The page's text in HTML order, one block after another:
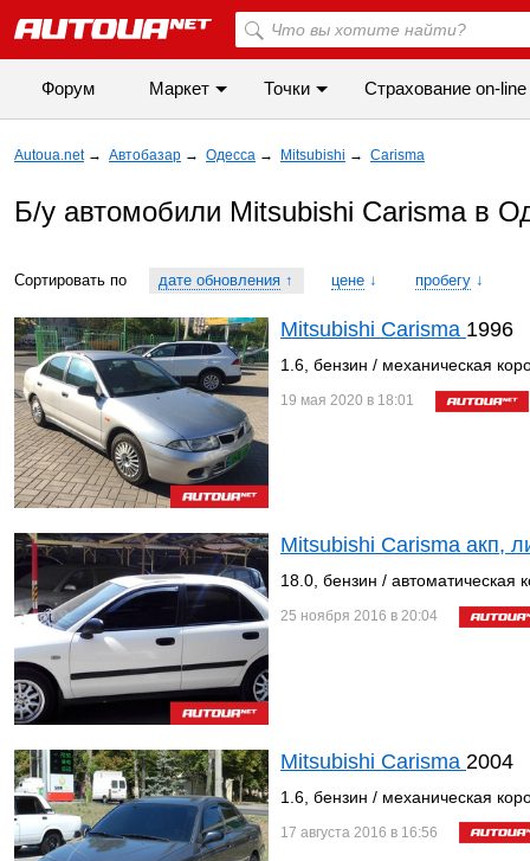
Форум Маркет Точки Cтрахование on-line
Autoua.net → Автобазар → Одесса → Mitsubishi → Carisma
Б/у автомобили Mitsubishi Carisma в
Сортировать по дате обновления ↑ цене ↓ пробегу ↓
Mitsubishi Carisma 1996
1.6, бензин / механическая
19 мая 2020 в 18:01
Mitsubishi Carisma акп,
18.0, бензин / автоматическая
25 ноября 2016 в 20:04
Mitsubishi Carisma 2004
1.6, бензин / механическая
17 августа 2016 в 16:56